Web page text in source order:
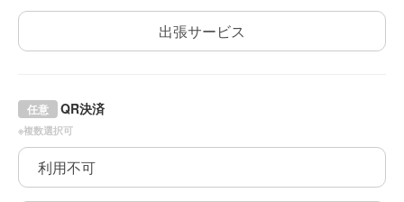
出張サービス
QR決済
任意
※複数選択可
利用不可